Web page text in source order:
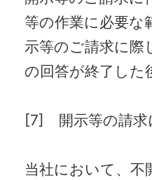
等の作業に必要な
示等のご請求に際
の回答が終了した
[7] 開示等の請求
当社において、不